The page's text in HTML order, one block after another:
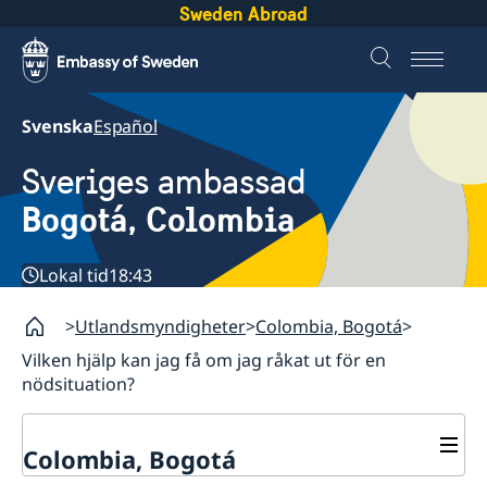
Sweden Abroad
SvenskaEspañol
Sveriges ambassad
Bogotá, Colombia
Lokal tid18:43
Utlandsmyndigheter Colombia, Bogotá
Vilken hjälp kan jag få om jag råkat ut för en
nödsituation?
Colombia, Bogotá